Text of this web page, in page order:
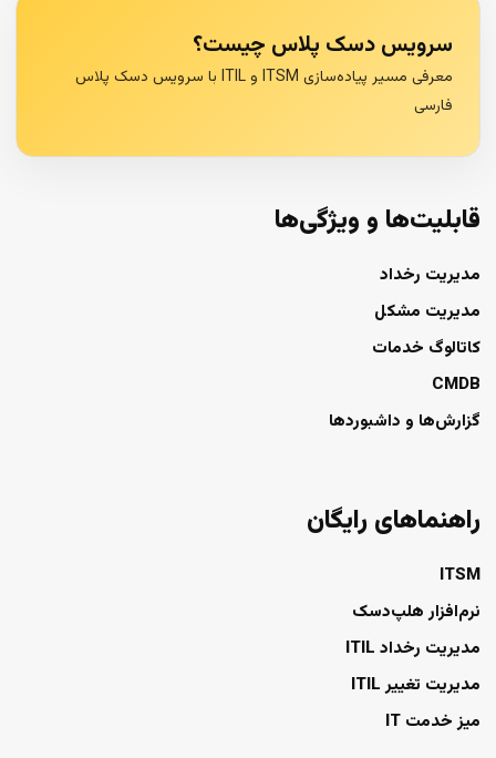
سرویس دسک پلاس چیست؟
معرفی مسیر پیاده‌سازی ITSM و ITIL با سرویس دسک پلاس
فارسی
قابلیت‌ها و ویژگی‌ها
مدیریت رخداد
مدیریت مشکل
کاتالوگ خدمات
CMDB
گزارش‌ها و داشبوردها
راهنماهای رایگان
ITSM
نرم‌افزار هلپ‌دسک
مدیریت رخداد ITIL
مدیریت تغییر ITIL
میز خدمت IT